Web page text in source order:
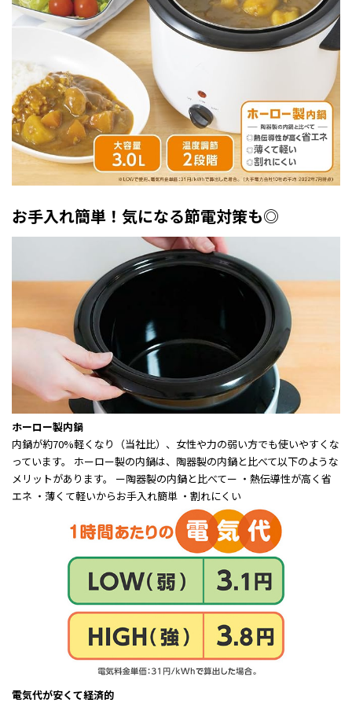
お手入れ簡単！気になる節電対策も◎
ホーロー製内鍋
内鍋が約70%軽くなり（当社比）、女性や力の弱い方でも使いやすくな
っています。 ホーロー製の内鍋は、陶器製の内鍋と比べて以下のような
メリットがあります。 ー陶器製の内鍋と比べてー ・熱伝導性が高く省
エネ ・薄くて軽いからお手入れ簡単 ・割れにくい
電気代が安くて経済的